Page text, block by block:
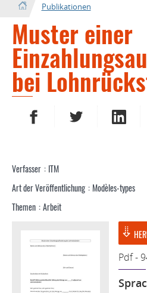
Publikationen
Muster einer
bei
AUF FACEBOOK TEILEN
AUF TWITTER
AUF
Verfasser
ITM
Art der Veröffentlichung
Modèles-types
Themen Arbeit
Pdf -